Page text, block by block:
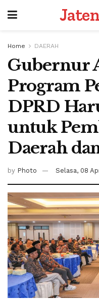
Home DAERAH
Gubernur
Program
DPRD
untuk
Daerah
by Photo Selasa, 08